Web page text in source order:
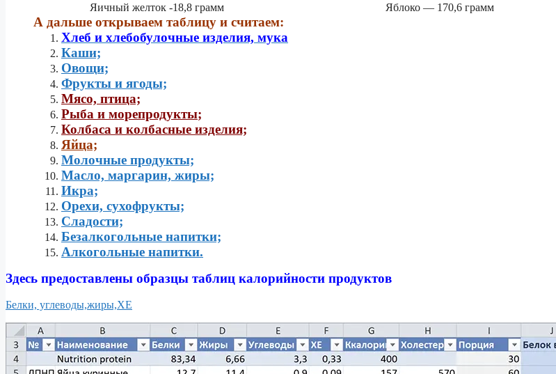
Яичный желток -18,8 грамм
Яблоко — 170,6 грамм
А дальше открываем таблицу и считаем:
Хлеб и хлебобулочные изделия, мука
Каши;
Овощи;
Фрукты и ягоды;
Мясо, птица;
Рыба и морепродукты;
Колбаса и колбасные изделия;
Яйца;
Молочные продукты;
Масло, маргарин, жиры;
Икра;
Орехи, сухофрукты;
Сладости;
Безалкогольные напитки;
Алкогольные напитки.
Здесь предоставлены образцы таблиц калорийности продуктов
Белки, углеводы,жиры,ХЕ